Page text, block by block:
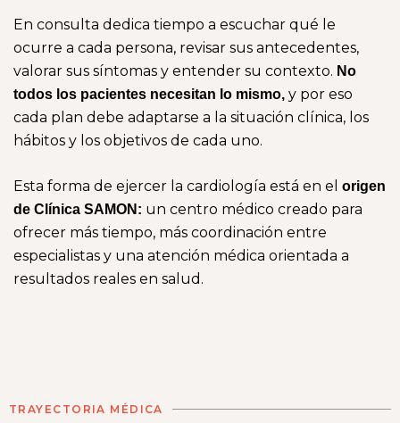
En consulta dedica tiempo a escuchar qué le
ocurre a cada persona, revisar sus antecedentes,
valorar sus síntomas y entender su contexto. No
todos los pacientes necesitan lo mismo, y por eso
cada plan debe adaptarse a la situación clínica, los
hábitos y los objetivos de cada uno.
Esta forma de ejercer la cardiología está en el origen
de Clínica SAMON: un centro médico creado para
ofrecer más tiempo, más coordinación entre
especialistas y una atención médica orientada a
resultados reales en salud.
TRAYECTORIA MÉDICA